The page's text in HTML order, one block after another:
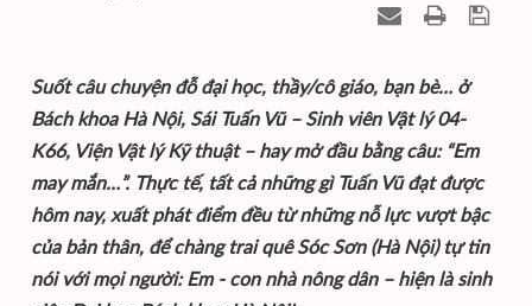
Suốt câu chuyện đỗ đại học, thầy/cô giáo, bạn bè… ở
Bách khoa Hà Nội, Sái Tuấn Vũ – Sinh viên Vật lý 04-
K66, Viện Vật lý Kỹ thuật – hay mở đầu bằng câu: “Em
may mắn…”. Thực tế, tất cả những gì Tuấn Vũ đạt được
hôm nay, xuất phát điểm đều từ những nỗ lực vượt bậc
của bản thân, để chàng trai quê Sóc Sơn (Hà Nội) tự tin
nói với mọi người: Em - con nhà nông dân – hiện là sinh